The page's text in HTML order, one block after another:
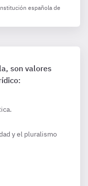
española de
son valores
y el pluralismo